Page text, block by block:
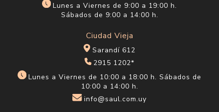
Lunes a Viernes de 9:00 a 19:00 h.
Sábados de 9:00 a 14:00 h.
Ciudad Vieja
Sarandí 612
2915 1202*
Lunes a Viernes de 10:00 a 18:00 h. Sábados de
10:00 a 14:00 h.
info@saul.com.uy